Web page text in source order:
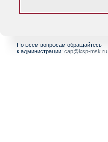
По всем вопросам обращайтесь
к администрации: cap@ksp-msk.ru